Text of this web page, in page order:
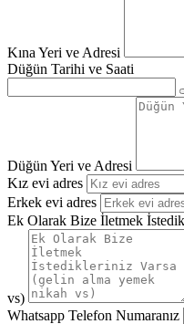
Kına Yeri ve Adresi
Düğün Tarihi ve Saati
Düğün Yeri ve Adresi
Kız evi adres
Erkek evi adres
Ek Olarak Bize İletmek
vs)
Whatsapp Telefon Numaranız